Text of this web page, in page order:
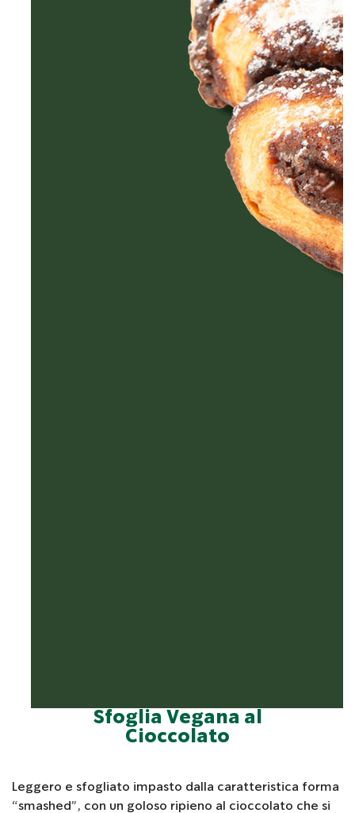
Sfoglia Vegana al
Cioccolato
Leggero e sfogliato impasto dalla caratteristica forma
“smashed”, con un goloso ripieno al cioccolato che si